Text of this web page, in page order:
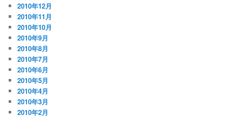
2010年12月
2010年11月
2010年10月
2010年9月
2010年8月
2010年7月
2010年6月
2010年5月
2010年4月
2010年3月
2010年2月